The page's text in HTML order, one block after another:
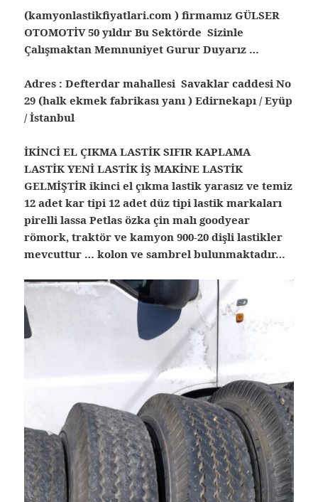
(kamyonlastikfiyatlari.com ) firmamız GÜLSER
OTOMOTİV 50 yıldır Bu Sektörde Sizinle
Çalışmaktan Memnuniyet Gurur Duyarız …
Adres : Defterdar mahallesi Savaklar caddesi No
29 (halk ekmek fabrikası yanı ) Edirnekapı / Eyüp
/ İstanbul
İKİNCİ EL ÇIKMA LASTİK SIFIR KAPLAMA
LASTİK YENİ LASTİK İŞ MAKİNE LASTİK
GELMİŞTİR ikinci el çıkma lastik yarasız ve temiz
12 adet kar tipi 12 adet düz tipi lastik markaları
pirelli lassa Petlas özka çin malı goodyear
römork, traktör ve kamyon 900-20 dişli lastikler
mevcuttur … kolon ve sambrel bulunmaktadır…